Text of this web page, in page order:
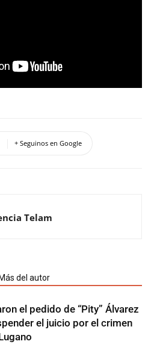
+ Seguinos en Google
Telam
Más del autor
el pedido de “Pity” Álvarez
el juicio por el crimen